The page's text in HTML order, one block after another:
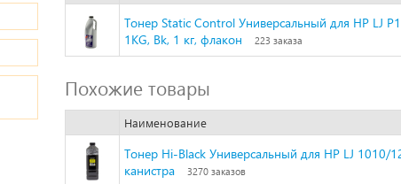
Тонер Static Control Универсальный для HP LJ
1KG, Bk, 1 кг, флакон
223 заказа
Похожие товары
Наименование
Тонер Hi-Black Универсальный для HP LJ 1010/
канистра
3270 заказов